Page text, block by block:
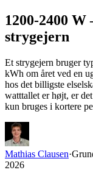
1200-2400
strygejern
Et strygejern bruger
kWh om året ved en
hos det billigste
watttallet er højt, er
kun bruges i kortere
Mathias Clausen·
2026